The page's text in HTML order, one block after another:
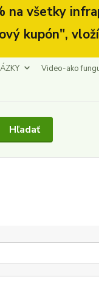
na všetky
kupón",
Video-ako
Hľadať